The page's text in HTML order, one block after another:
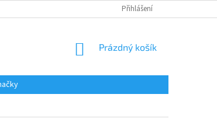
Přihlášení
NÁKUPNÍ
Prázdný košík